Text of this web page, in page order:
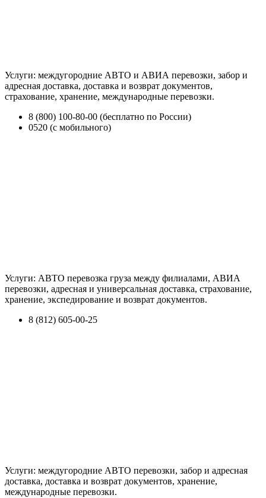
Услуги: междугородние АВТО и АВИА перевозки, забор и
адресная доставка, доставка и возврат документов,
страхование, хранение, международные перевозки.
8 (800) 100-80-00 (бесплатно по России)
0520 (с мобильного)
Услуги: АВТО перевозка груза между филиалами, АВИА
перевозки, адресная и универсальная доставка, страхование,
хранение, экспедирование и возврат документов.
8 (812) 605-00-25
Услуги: междугородние АВТО перевозки, забор и адресная
доставка, доставка и возврат документов, хранение,
международные перевозки.